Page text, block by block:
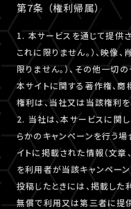
第7条 （権利帰属）
1. 本サービスを通じて提供
これに限りません。）、映像
限りません。）、その他一切
本サイトに関する著作権、商
権利は、当社又は当該権利
2. 当社は、本サービスに関
らかのキャンペーンを行う
イトに掲載された情報（文章
を利用者が当該キャンペー
投稿したときには、掲載した
無償で利用又は第三者に提